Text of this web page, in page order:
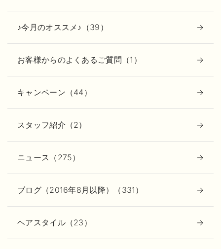
♪今月のオススメ♪（39）
お客様からのよくあるご質問（1）
キャンペーン（44）
スタッフ紹介（2）
ニュース（275）
ブログ（2016年8月以降）（331）
ヘアスタイル（23）